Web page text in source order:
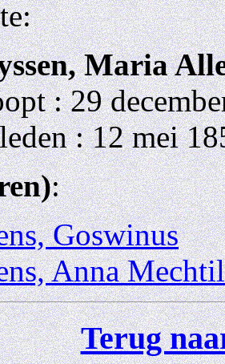
Maria
: 29
: 12 mei
:
Goswinus
Anna
Terug